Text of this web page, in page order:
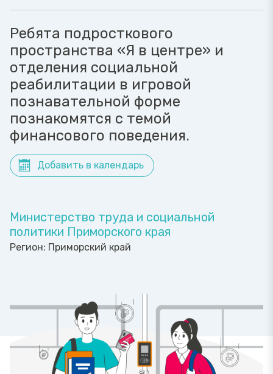
Ребята подросткового
пространства «Я в центре» и
отделения социальной
реабилитации в игровой
познавательной форме
познакомятся с темой
финансового поведения.
Добавить в календарь
Министерство труда и социальной
политики Приморского края
Регион: Приморский край